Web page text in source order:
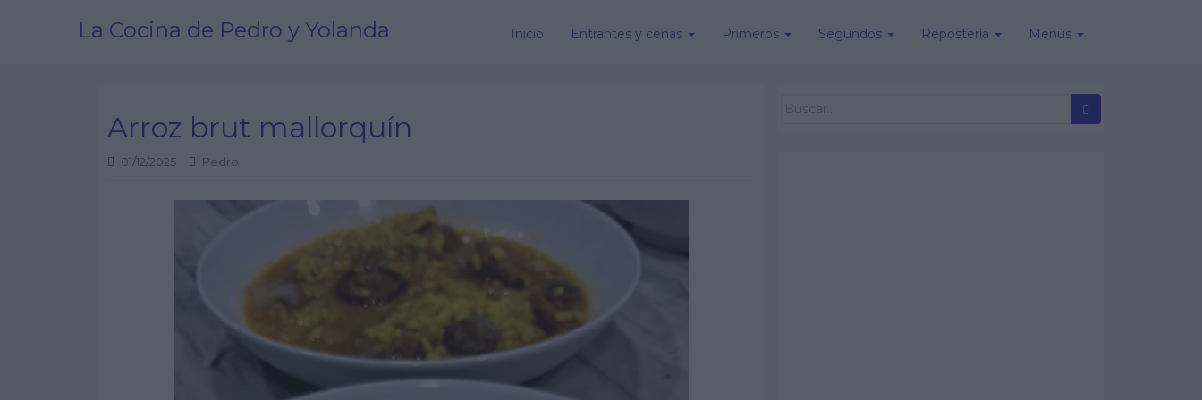
La Cocina de Pedro y Yolanda Inicio Entrantes y cenas Primeros Segundos Repostería Menús
Arroz brut mallorquín
01/12/2025 Pedro